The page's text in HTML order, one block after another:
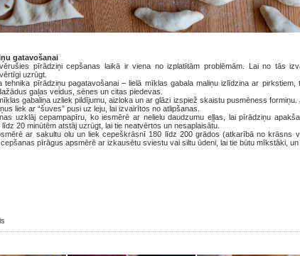
gatavošanai
pīrādziņi cepšanas laikā ir viena no izplatītām problēmām. Lai no tās
uzrūgt.
tehnika pīrādziņu pagatavošanai – lielā mīklas gabala maliņu izlīdzina ar pirkstiem,
gaļas veidus, sēnes un citas piedevas.
gabaliņa uzliek pildījumu, aizloka un ar glāzi izspiež skaistu pusmēness
liek ar “šuves” pusi uz leju, lai izvairītos no atlipšanas.
uzklāj cepampapīru, ko iesmērē ar nelielu daudzumu eļļas, lai pīrādziņu
20 minūtēm atstāj uzrūgt, lai tie neatvērtos un nesaplaisātu.
ar sakultu olu un liek cepeškrāsnī 180 līdz 200 grādos (atkarībā no krāsns
pīrāgus apsmērē ar izkausētu sviestu vai siltu ūdeni, lai tie būtu mīkstāki, un